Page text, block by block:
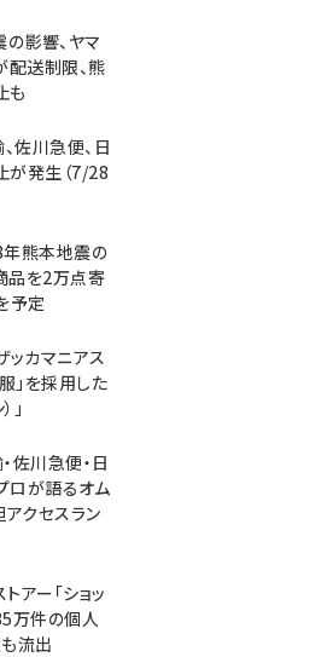
影響、ヤマ
配送制限、熊
も
佐川急便、日
が発生（7/28
年熊本地震の
品を2万点寄
予定
ッカマニアス
」を採用した
」
佐川急便・日
ロが語るオム
アクセスラン
アー「ショッ
万件の個人
流出